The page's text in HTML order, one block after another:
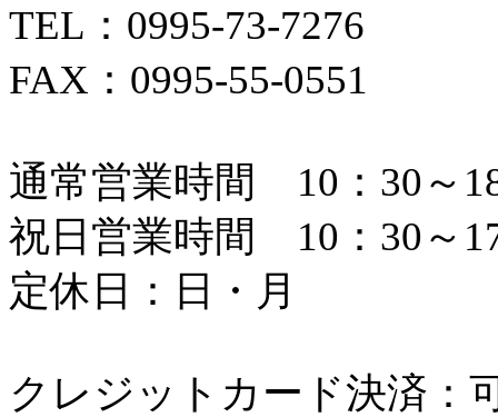
TEL：0995-73-7276
FAX：0995-55-0551
通常営業時間 10：30～
祝日営業時間 10：30～
定休日：日・月
クレジットカード決済：